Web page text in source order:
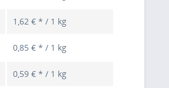
1,62 € * / 1 kg
0,85 € * / 1 kg
0,59 € * / 1 kg